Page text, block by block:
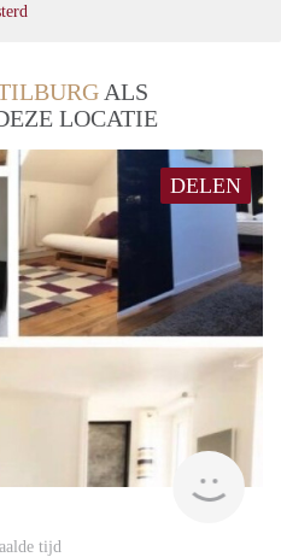
ALS
LOCATIE
DELEN
tijd